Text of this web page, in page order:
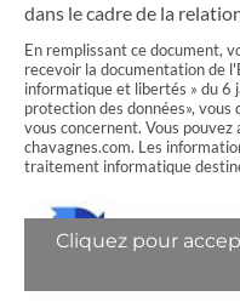
P
D
*
dans le cadre de la
En remplissant ce document,
recevoir la documentation de
informatique et libertés » du 6
protection des données»,
vous concernent. Vous
chavagnes.com. Les
traitement informatique
Cliquez pour